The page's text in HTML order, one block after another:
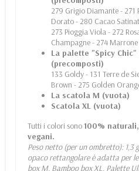
279 Grigio Diamante - 271
Dorato - 280 Cacao
273 Pioggia Viola - 272
Champagne - 274
La palette "Spicy Chic"
(precomposti)
133 Goldy - 131 Terre de
Brown - 275 Golden
La scatola M (vuota)
Scatola XL (vuota)
Tutti i colori sono100%
vegani.
Peso netto (per un ombretto):
opaco rettangolare è adatta per
box M, Bamboo box XL, Palette